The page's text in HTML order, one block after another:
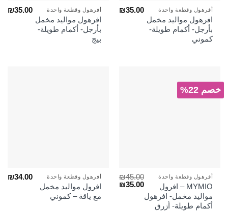
أفرهول وقطعة واحدة
افرهول مواليد مخمل
بأرجل- أكمام طويلة-
كموني
₪35.00 أفرهول وقطعة واحدة
افرهول مواليد مخمل
بأرجل- أكمام طويلة-
بيج
₪35.00
خصم 22%
أفرهول وقطعة واحدة
MYMIO – افرول
مواليد مخمل- افرهول
أكمام طويلة- أزرق
₪45.00
السعر₪35.00
السعر
الحالي
أفرهول وقطعة واحدة
افرول مواليد مخمل
مع ياقة – كموني
₪34.00